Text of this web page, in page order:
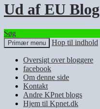
Ud af EU Blog
Søg
Primær menu Hop til indhold
Oversigt over bloggere
facebook
Om denne side
Kontakt
Andre KPnet blogs
Hjem til Kpnet.dk